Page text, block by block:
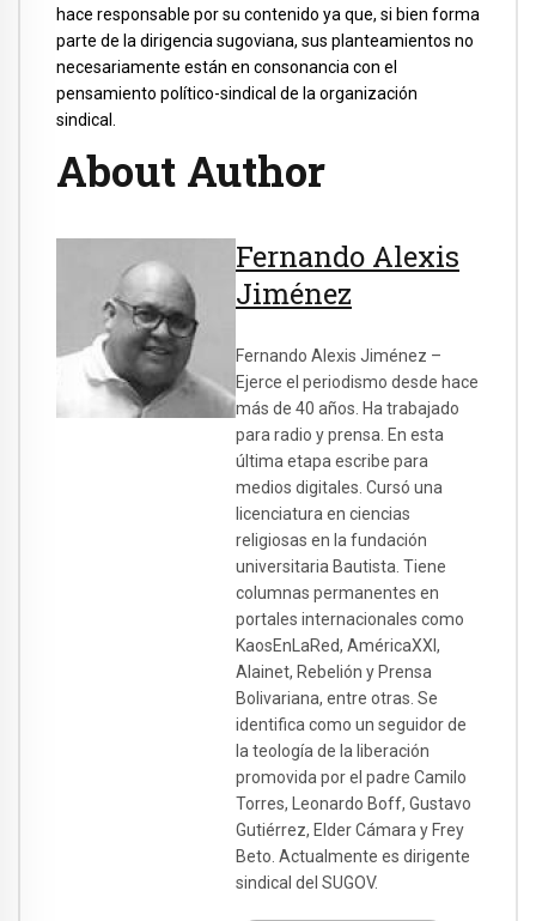
hace responsable por su contenido ya que, si bien forma
parte de la dirigencia sugoviana, sus planteamientos no
necesariamente están en consonancia con el
pensamiento político-sindical de la organización
sindical.
About Author
Fernando Alexis
Jiménez
Fernando Alexis Jiménez –
Ejerce el periodismo desde hace
más de 40 años. Ha trabajado
para radio y prensa. En esta
última etapa escribe para
medios digitales. Cursó una
licenciatura en ciencias
religiosas en la fundación
universitaria Bautista. Tiene
columnas permanentes en
portales internacionales como
KaosEnLaRed, AméricaXXI,
Alainet, Rebelión y Prensa
Bolivariana, entre otras. Se
identifica como un seguidor de
la teología de la liberación
promovida por el padre Camilo
Torres, Leonardo Boff, Gustavo
Gutiérrez, Elder Cámara y Frey
Beto. Actualmente es dirigente
sindical del SUGOV.